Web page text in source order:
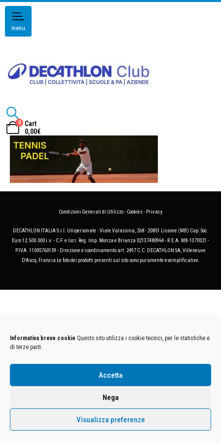
Informativa breve cookie Questo sito utilizza i cookie tecnici, per le statistiche e
di terze parti.
Accetta
Nega
Visualizza preferenze
menu
0
Cart
0,00€
Condizioni Generali di Utilizzo- Cookies- Privacy
DECATHLON ITALIA S.r.l. Unipersonale - Viale Valassina, 268 - 20851 Lissone (MB) Cap. Soc.
Euro 12.500.000 i.v. - C.F. e Iscr. Reg. Imp. Monza e Brianza 02137480964 - R.E.A. MB-1370021 -
P.IVA. 11005760159 - Direzione e coordinamento art. 2497 C.C. DECATHLON SA, Villeneuve
D'Ascq, Francia Le foto dei prodotti presenti sul sito sono puramente esemplificative.